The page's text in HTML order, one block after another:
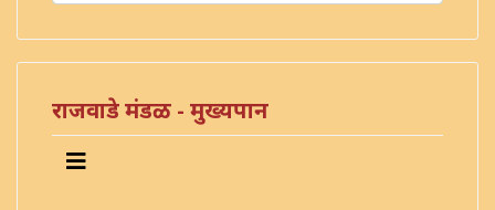
राजवाडे मंडळ - मुख्यपान